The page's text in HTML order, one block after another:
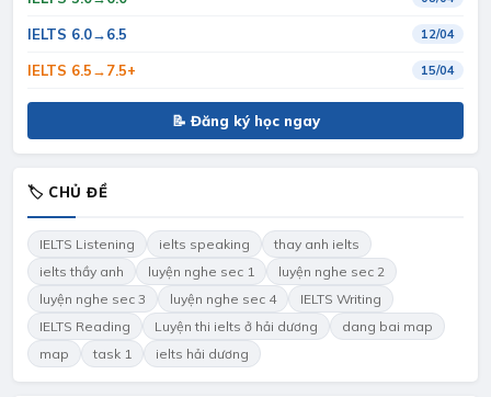
IELTS 6.0→6.5 12/04
IELTS 6.5→7.5+ 15/04
📝 Đăng ký học ngay
🏷 CHỦ ĐỀ
IELTS Listening ielts speaking
thay anh ielts
ielts thầy anh
luyện nghe sec 1
luyện nghe sec 2
luyện nghe sec 3
luyện nghe sec 4
IELTS Writing
IELTS Reading
Luyện thi ielts ở hải dương
dang bai map
map
task 1 ielts hải dương